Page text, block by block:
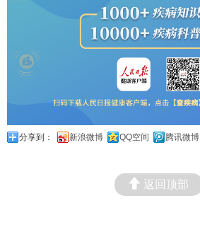
分享到： 新浪微博 QQ空间 腾讯微博
返回顶部